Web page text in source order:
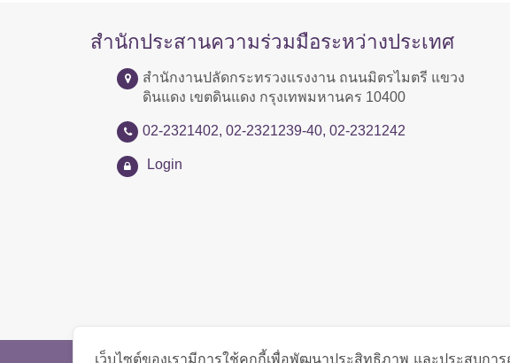
สำนักประสานความร่วมมือระหว่างประเทศ
สำนักงานปลัดกระทรวงแรงงาน ถนนมิตรไมตรี แขวง
ดินแดง เขตดินแดง กรุงเทพมหานคร 10400
02-2321402, 02-2321239-40, 02-2321242
Login
เว็บไซต์ของเรามีการใช้คุกกี้เพื่อพัฒนาประสิทธิภาพ และประสบก